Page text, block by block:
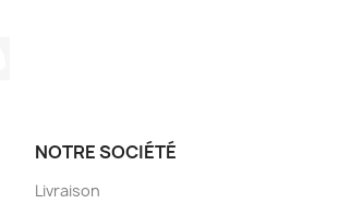
NOTRE SOCIÉTÉ
Livraison